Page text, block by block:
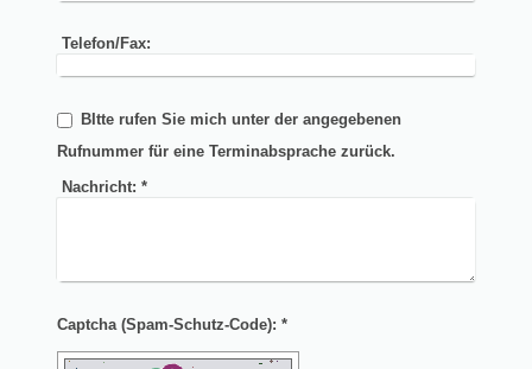
Telefon/Fax:
BItte rufen Sie mich unter der angegebenen
Rufnummer für eine Terminabsprache zurück.
Nachricht: *
Captcha (Spam-Schutz-Code): *